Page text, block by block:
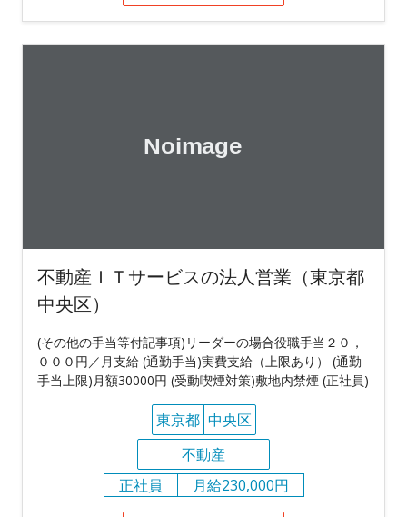
不動産ＩＴサービスの法人営業（東京都
中央区）
(その他の手当等付記事項)リーダーの場合役職手当２０，
０００円／月支給 (通勤手当)実費支給（上限あり） (通勤
手当上限)月額30000円 (受動喫煙対策)敷地内禁煙 (正社員)
東京都 中央区
不動産
正社員
月給230,000円